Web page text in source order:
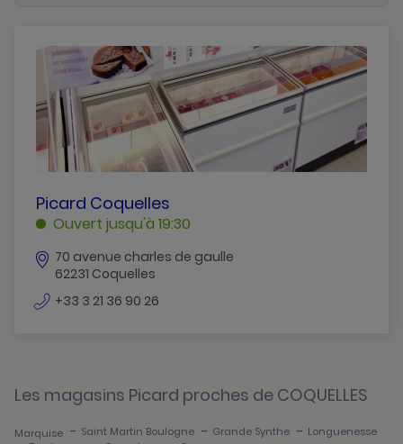
Aire-Sur-La-Lys
Arras
Berck-Sur-Mer
Bethune
Bruay-La-Buissiere
Coquelles
Cucq
Henin-Beaumont
Marquise
Noeux-Les-Mines
PICARD
COQUELLES
Picard Coquelles
Ouvert jusqu'à 19:30
70 avenue charles de gaulle
62231 Coquelles
+33 3 21 36 90 26
Les magasins Picard proches de COQUELLES
Marquise - Saint Martin Boulogne - Grande Synthe - Longuenesse